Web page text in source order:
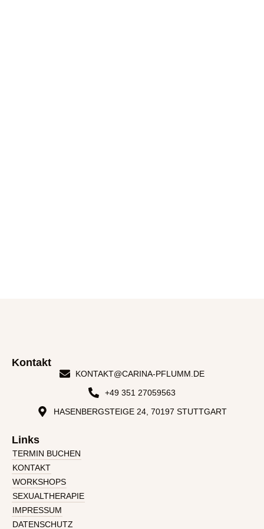
Kontakt
KONTAKT@CARINA-PFLUMM.DE
+49 351 27059563
HASENBERGSTEIGE 24, 70197 STUTTGART
Links
TERMIN BUCHEN
KONTAKT
WORKSHOPS
SEXUALTHERAPIE
IMPRESSUM
DATENSCHUTZ